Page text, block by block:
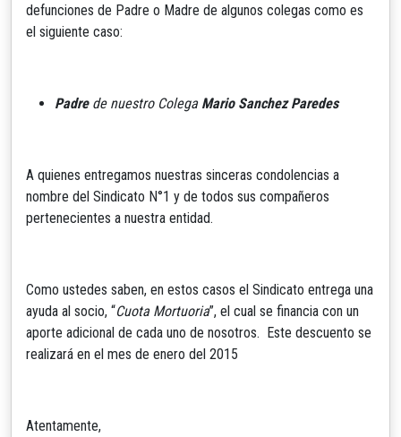
defunciones de Padre o Madre de algunos colegas como es
el siguiente caso:
Padrede nuestro Colega Mario Sanchez Paredes
A quienes entregamos nuestras sinceras condolencias a
nombre del Sindicato N°1 y de todos sus compañeros
pertenecientes a nuestra entidad.
Como ustedes saben, en estos casos el Sindicato entrega una
ayuda al socio, “Cuota Mortuoria”, el cual se financia con un
aporte adicional de cada uno de nosotros. Este descuento se
realizará en el mes de enero del 2015
Atentamente,